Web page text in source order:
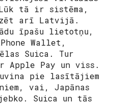
tā ir sistēma,
arī Latvijā.
īpašu lietotņu,
Wallet,
Suica. Tur
Apple Pay un viss.
pie lasītājiem
vai, Japānas
Suica un tās